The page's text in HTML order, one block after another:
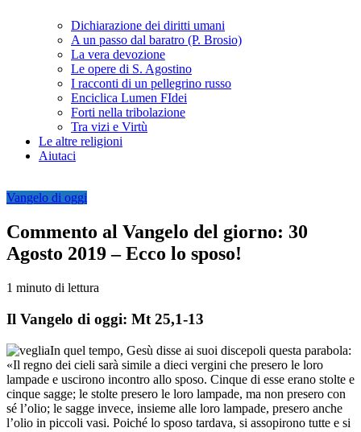
Dichiarazione dei diritti umani
A un passo dal baratro (P. Brosio)
La vera devozione
Le opere di S. Agostino
I racconti di un pellegrino russo
Enciclica Lumen FIdei
Forti nella tribolazione
Tra vizi e Virtù
Le altre religioni
Aiutaci
Vangelo di oggi
Commento al Vangelo del giorno: 30
Agosto 2019 – Ecco lo sposo!
1 minuto di lettura
Il Vangelo di oggi: Mt 25,1-13
In quel tempo, Gesù disse ai suoi discepoli questa parabola:
«Il regno dei cieli sarà simile a dieci vergini che presero le loro
lampade e uscirono incontro allo sposo. Cinque di esse erano stolte e
cinque sagge; le stolte presero le loro lampade, ma non presero con
sé l’olio; le sagge invece, insieme alle loro lampade, presero anche
l’olio in piccoli vasi. Poiché lo sposo tardava, si assopirono tutte e si